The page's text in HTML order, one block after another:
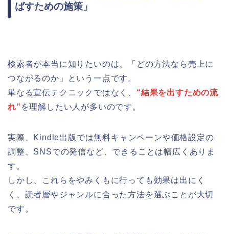
ばすための施策」
検索者が本当に知りたいのは、「どの方法なら売上に
つながるのか」という一点です。
単なる宣伝テクニックではなく、 “結果を出すための流
れ” を理解したい人が多いのです。
実際、Kindle出版では無料キャンペーンや価格設定の
調整、SNSでの発信など、できることは幅広くありま
す。
しかし、これらをやみくもに行っても効果は出にく
く、読者層やジャンルに合った方法を選ぶことが大切
です。